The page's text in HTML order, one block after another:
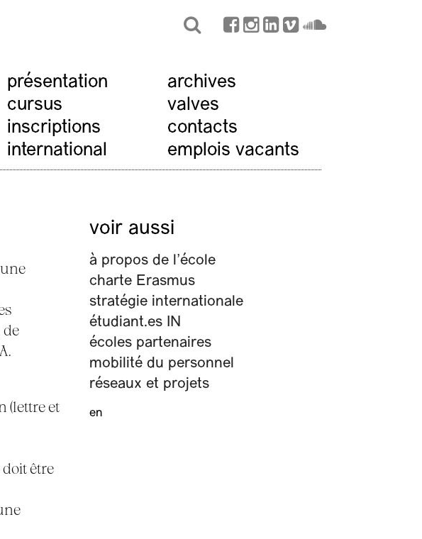
présentation
cursus
inscriptions
international
archives
valves
contacts
emplois vacants
de
(lettre et
être
voir aussi
à propos de l’école
charte Erasmus
stratégie internationale
étudiant.es IN
écoles partenaires
mobilité du personnel
réseaux et projets
en